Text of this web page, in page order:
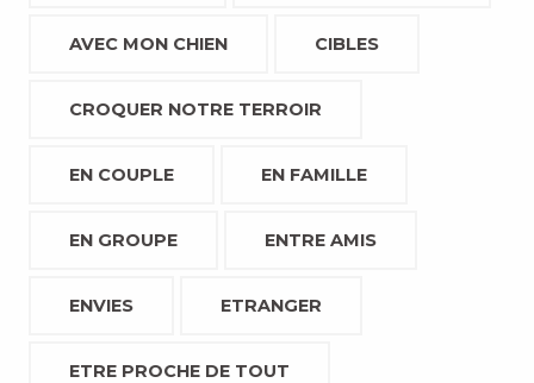
AVEC MON CHIEN CIBLES
CROQUER NOTRE TERROIR
EN COUPLE EN FAMILLE
EN GROUPE ENTRE AMIS
ENVIES ETRANGER
ETRE PROCHE DE TOUT